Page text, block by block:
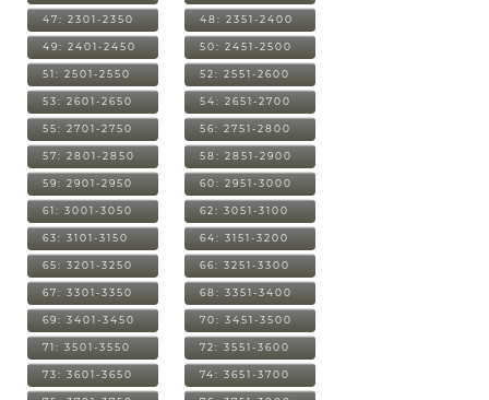
47: 2301-2350 48: 2351-2400
49: 2401-2450 50: 2451-2500
51: 2501-2550 52: 2551-2600
53: 2601-2650 54: 2651-2700
55: 2701-2750 56: 2751-2800
57: 2801-2850 58: 2851-2900
59: 2901-2950 60: 2951-3000
61: 3001-3050 62: 3051-3100
63: 3101-3150 64: 3151-3200
65: 3201-3250 66: 3251-3300
67: 3301-3350 68: 3351-3400
69: 3401-3450 70: 3451-3500
71: 3501-3550 72: 3551-3600
73: 3601-3650 74: 3651-3700